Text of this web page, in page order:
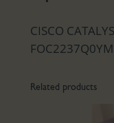
CISCO
FOC2237Q0YM
Related products